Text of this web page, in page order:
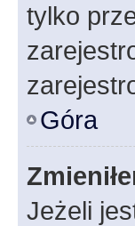
tylko
Góra
Jeżeli